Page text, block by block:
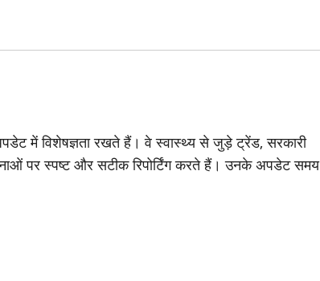
में विशेषज्ञता रखते हैं। वे स्वास्थ्य से जुड़े ट्रेंड, सरकारी
पर स्पष्ट और सटीक रिपोर्टिंग करते हैं। उनके अपडेट समय